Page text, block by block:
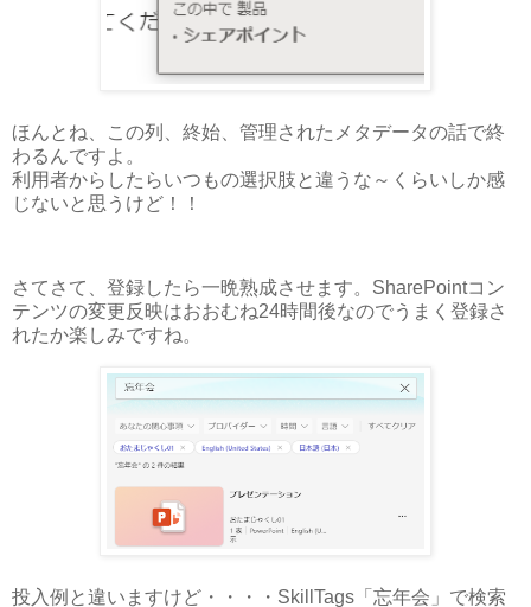
ほんとね、この列、終始、管理されたメタデータの話で終
わるんですよ。
利用者からしたらいつもの選択肢と違うな～くらいしか感
じないと思うけど！！
さてさて、登録したら一晩熟成させます。SharePointコン
テンツの変更反映はおおむね24時間後なのでうまく登録さ
れたか楽しみですね。
投入例と違いますけど・・・・SkillTags「忘年会」で検索